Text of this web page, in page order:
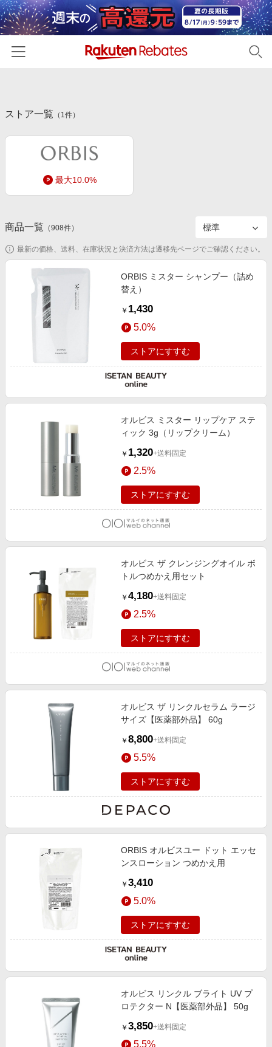
カテゴリー一覧
百貨店・総合ECモール
ファッション・インナー・小物
食品・スイーツ・お酒
家電・PC・スマホ・カメラ
エンタメ
スポーツ・アウトドア・ゴルフ
インテリア・寝具
旅行・レジャー・ホテル予約
金融・マネー・保険
デジタルコンテンツ
初回購入者限定特典
新着ストアのご紹介
電子書籍特集
楽天ペイ導入ストア
楽天サービス特集
旅行特集
わくわく夏特集
とことん買い物チャレンジ
Apple公式サイト×楽天カード分割払い
Samsung ボーナスキャンペーン
週末の高還元 夏の長期版
友達紹介
楽天IDでログイン/会員登録
ストア一覧 （ 1件）
最大10.0%
商品一覧 （908件）
最新の価格、送料、在庫状況と決済方法は遷移先ページでご確認ください。
ORBIS ミスター シャンプー（詰め
替え）
￥ 1,430
5.0%
ストアにすすむ
オルビス ミスター リップケア ステ
ィック 3g（リップクリーム）
￥ 1,320+送料固定
2.5%
ストアにすすむ
オルビス ザ クレンジングオイル ボ
トルつめかえ用セット
￥ 4,180+送料固定
2.5%
ストアにすすむ
オルビス ザ リンクルセラム ラージ
サイズ【医薬部外品】 60g
￥ 8,800+送料固定
5.5%
ストアにすすむ
ORBIS オルビスユー ドット エッセ
ンスローション つめかえ用
￥ 3,410
5.0%
ストアにすすむ
オルビス リンクル ブライト UV プ
ロテクター N【医薬部外品】 50g
￥ 3,850+送料固定
5.5%